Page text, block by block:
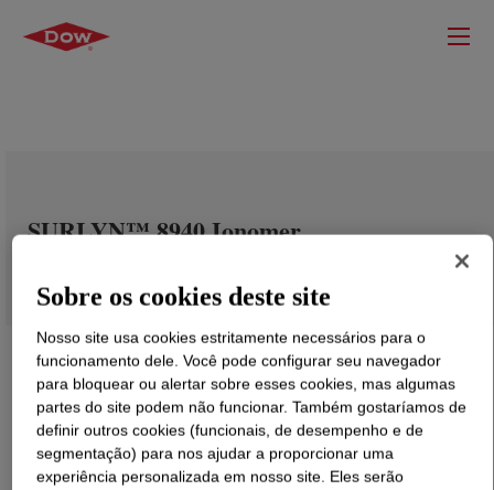
SURLYN™ 8940 Ionomer
Sobre os cookies deste site
Nosso site usa cookies estritamente necessários para o
funcionamento dele. Você pode configurar seu navegador
para bloquear ou alertar sobre esses cookies, mas algumas
partes do site podem não funcionar. Também gostaríamos de
definir outros cookies (funcionais, de desempenho e de
segmentação) para nos ajudar a proporcionar uma
experiência personalizada em nosso site. Eles serão